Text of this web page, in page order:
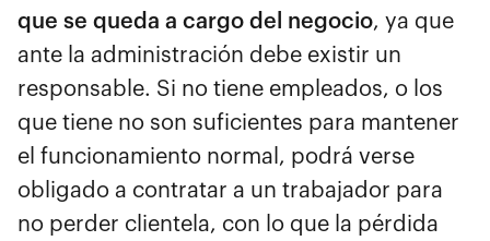
que se queda a cargo del negocio, ya que
ante la administración debe existir un
responsable. Si no tiene empleados, o los
que tiene no son suficientes para mantener
el funcionamiento normal, podrá verse
obligado a contratar a un trabajador para
no perder clientela, con lo que la pérdida